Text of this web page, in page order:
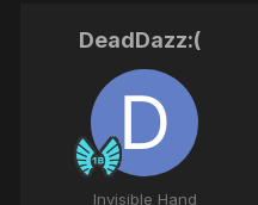
DeadDazz:(
Invisible Hand